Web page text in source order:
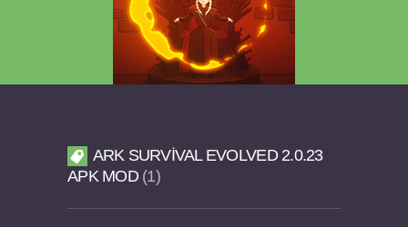
ARK SURVIVAL EVOLVED 2.0.23
APK MOD 1